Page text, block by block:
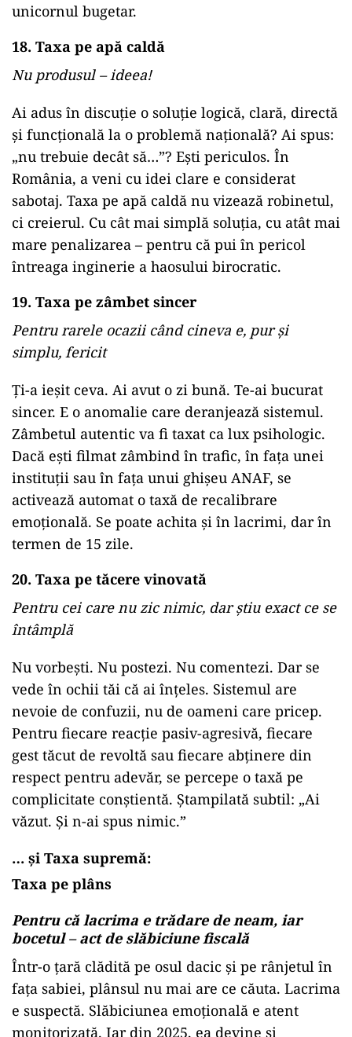
unicornul bugetar.
18. Taxa pe apă caldă
Nu produsul – ideea!
Ai adus în discuție o soluție logică, clară, directă
și funcțională la o problemă națională? Ai spus:
„nu trebuie decât să…”? Ești periculos. În
România, a veni cu idei clare e considerat
sabotaj. Taxa pe apă caldă nu vizează robinetul,
ci creierul. Cu cât mai simplă soluția, cu atât mai
mare penalizarea – pentru că pui în pericol
întreaga inginerie a haosului birocratic.
19. Taxa pe zâmbet sincer
Pentru rarele ocazii când cineva e, pur și
simplu, fericit
Ți-a ieșit ceva. Ai avut o zi bună. Te-ai bucurat
sincer. E o anomalie care deranjează sistemul.
Zâmbetul autentic va fi taxat ca lux psihologic.
Dacă ești filmat zâmbind în trafic, în fața unei
instituții sau în fața unui ghișeu ANAF, se
activează automat o taxă de recalibrare
emoțională. Se poate achita și în lacrimi, dar în
termen de 15 zile.
20. Taxa pe tăcere vinovată
Pentru cei care nu zic nimic, dar știu exact ce se
întâmplă
Nu vorbești. Nu postezi. Nu comentezi. Dar se
vede în ochii tăi că ai înțeles. Sistemul are
nevoie de confuzii, nu de oameni care pricep.
Pentru fiecare reacție pasiv-agresivă, fiecare
gest tăcut de revoltă sau fiecare abținere din
respect pentru adevăr, se percepe o taxă pe
complicitate conștientă. Ștampilată subtil: „Ai
văzut. Și n-ai spus nimic.”
… și Taxa supremă:
Taxa pe plâns
Pentru că lacrima e trădare de neam, iar
bocetul – act de slăbiciune fiscală
Într-o țară clădită pe osul dacic și pe rânjetul în
fața sabiei, plânsul nu mai are ce căuta. Lacrima
e suspectă. Slăbiciunea emoțională e atent
monitorizată. Iar din 2025, ea devine și